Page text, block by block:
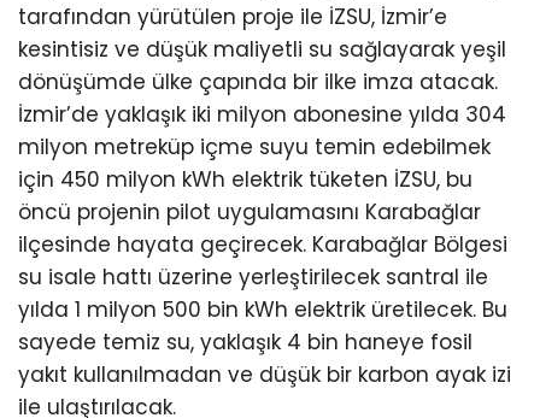
tarafından yürütülen proje ile İZSU, İzmir’e
kesintisiz ve düşük maliyetli su sağlayarak yeşil
dönüşümde ülke çapında bir ilke imza atacak.
İzmir’de yaklaşık iki milyon abonesine yılda 304
milyon metreküp içme suyu temin edebilmek
için 450 milyon kWh elektrik tüketen İZSU, bu
öncü projenin pilot uygulamasını Karabağlar
ilçesinde hayata geçirecek. Karabağlar Bölgesi
su isale hattı üzerine yerleştirilecek santral ile
yılda 1 milyon 500 bin kWh elektrik üretilecek. Bu
sayede temiz su, yaklaşık 4 bin haneye fosil
yakıt kullanılmadan ve düşük bir karbon ayak izi
ile ulaştırılacak.